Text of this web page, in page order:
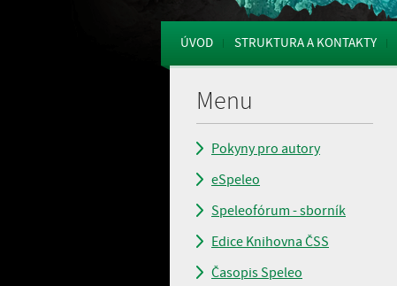
ÚVOD STRUKTURA A KONTAKTY
Menu
Pokyny pro autory
eSpeleo
Speleofórum - sborník
Edice Knihovna ČSS
Časopis Speleo